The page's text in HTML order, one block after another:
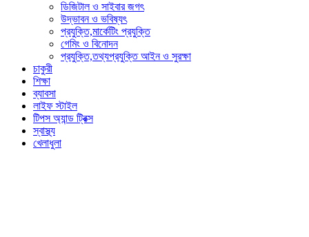
ডিজিটাল ও সাইবার জগৎ
উদ্ভাবন ও ভবিষ্যৎ
প্রযুক্তি,মার্কেটিং প্রযুক্তি
গেমিং ও বিনোদন
প্রযুক্তি,তথ্যপ্রযুক্তি আইন ও সুরক্ষা
চাকুরী
শিক্ষা
ব্যাবসা
লাইফ স্টাইল
টিপস অ্যান্ড ট্রিক্স
স্বাস্থ্য
খেলাধুলা